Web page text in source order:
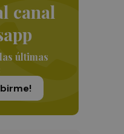
canal
últimas